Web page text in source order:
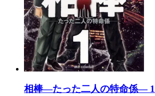
相棒―たった二人の特命係― 1